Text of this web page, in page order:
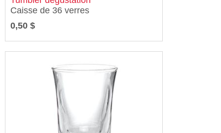
Caisse de 36 verres
0,50 $